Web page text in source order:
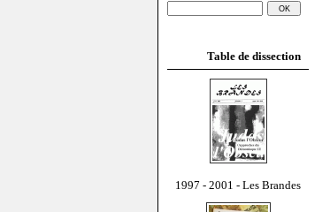
Table de dissection
1997 - 2001 - Les Brandes